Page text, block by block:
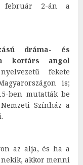
február 2-án a
dráma- és
kortárs angol
fekete
is;
ben mutatták be
Színház a
az alja, és ha a
akkor menni